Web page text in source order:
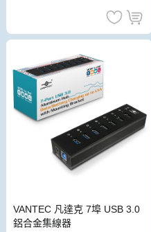
VANTEC 凡達克 7埠 USB 3.0
鋁合金集線器